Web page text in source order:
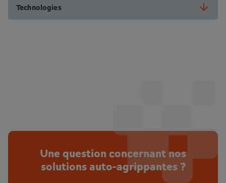
Technologies
Une question concernant nos
solutions auto-agrippantes ?